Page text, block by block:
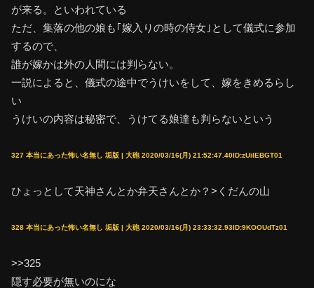
が来る。といわれている
ただ、集落の他の娘も｢嫁入りの時の侍女｣として儀式に参加
するので、
誰が嫁かは外の人間には判らない。
一説によると、儀式の途中でうけいをして、嫁をきめるらし
い
うけいの内容は秘密で、うけてる娘達も判らないという
327 本当にあった怖い名無し 垢版 | 大砲 2020/03/16(月) 21:52:47.40ID:zUilEBGT01
ひょっとして天神さんとか弁天さんとか？>くだんの山
328 本当にあった怖い名無し 垢版 | 大砲 2020/03/16(月) 23:33:32.93ID:9KOOUdTz01
>>325
隠す必要が無いのにな